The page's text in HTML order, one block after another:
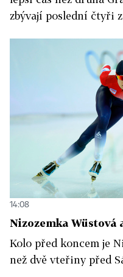
zbývají poslední čtyři
14:08
Nizozemka Wüstová
Kolo před koncem je
než dvě vteřiny před